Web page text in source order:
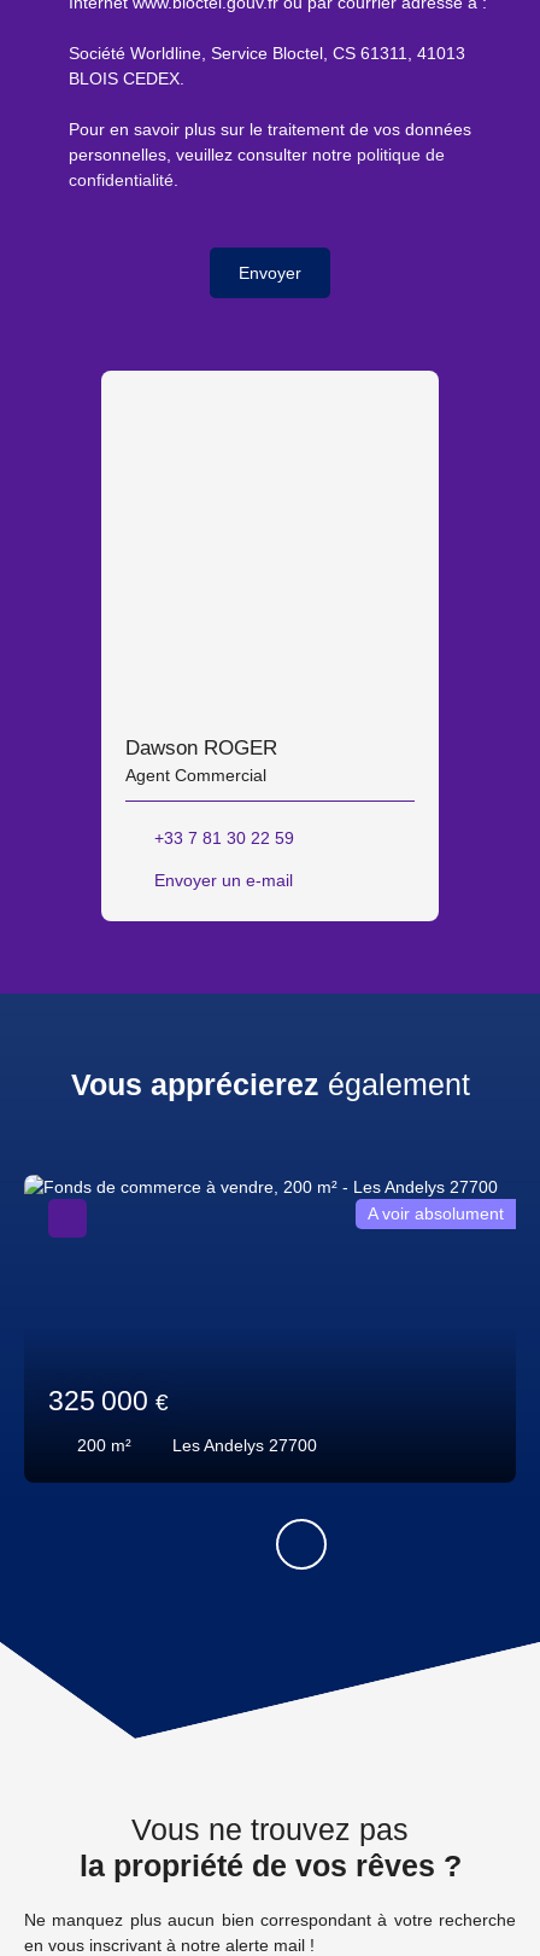
Société Worldline, Service Bloctel, CS 61311, 41013
BLOIS CEDEX.
Pour en savoir plus sur le traitement de vos données
personnelles, veuillez consulter notre politique de
confidentialité
Envoyer
Dawson ROGER
Agent Commercial
+33 7 81 30 22 59
Envoyer un e-mail
Vous apprécierez également
325 000 €
200 m² Les Andelys 27700
A voir absolument
Vous ne trouvez pas
la propriété de vos rêves ?
Ne manquez plus aucun bien correspondant à votre recherche
en vous inscrivant à notre alerte mail !